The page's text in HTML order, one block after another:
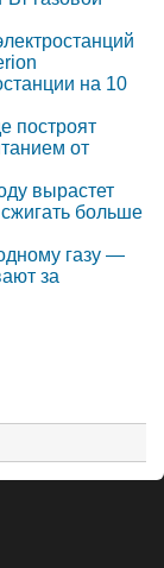
на 10
построят
от
вырастет
больше
газу —
за